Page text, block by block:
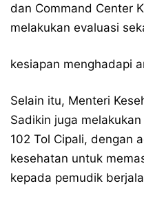
dan Command Center
melakukan evaluasi
kesiapan menghadapi
Selain itu, Menteri
Sadikin juga
102 Tol Cipali, dengan
kesehatan untuk
kepada pemudik